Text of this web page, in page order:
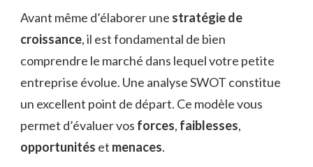
Avant même d’élaborer une stratégie de
croissance, il est fondamental de bien
comprendre le marché dans lequel votre petite
entreprise évolue. Une analyse SWOT constitue
un excellent point de départ. Ce modèle vous
permet d’évaluer vos forces, faiblesses,
opportunités et menaces.